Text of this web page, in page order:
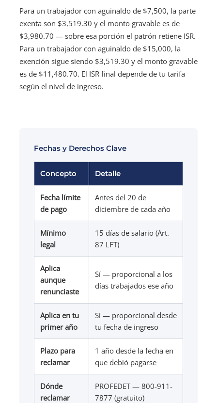
Para un trabajador con aguinaldo de $7,500, la parte
exenta son $3,519.30 y el monto gravable es de
$3,980.70 — sobre esa porción el patrón retiene ISR.
Para un trabajador con aguinaldo de $15,000, la
exención sigue siendo $3,519.30 y el monto gravable
es de $11,480.70. El ISR final depende de tu tarifa
según el nivel de ingreso.
Fechas y Derechos Clave
Concepto Detalle
Fecha límite
de pago
Antes del 20 de
diciembre de cada año
Mínimo
legal
15 días de salario (Art.
87 LFT)
Aplica
aunque
renunciaste
Sí — proporcional a los
días trabajados ese año
Aplica en tu
primer año
Sí — proporcional desde
tu fecha de ingreso
Plazo para
reclamar
1 año desde la fecha en
que debió pagarse
Dónde
reclamar
PROFEDET — 800-911-
7877 (gratuito)